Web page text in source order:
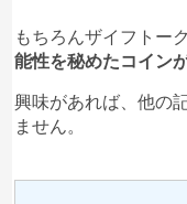
もちろんザイフトー
能性を秘めたコイン
興味があれば、他の
ません。